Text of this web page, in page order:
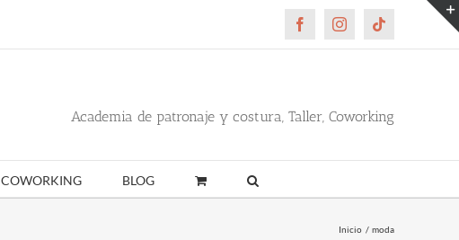
FacebookInstagramTiktok
Academia de patronaje y costura, Taller, Coworking
COWORKING BLOG
Inicio moda